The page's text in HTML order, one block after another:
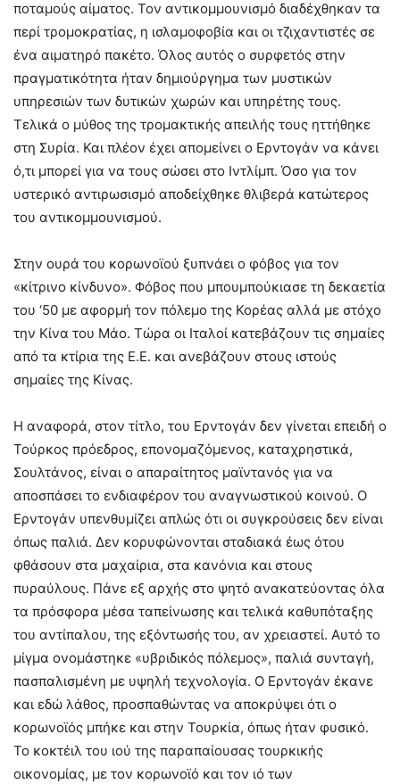
ποταμούς αίματος. Τον αντικομμουνισμό διαδέχθηκαν τα
περί τρομοκρατίας, η ισλαμοφοβία και οι τζιχαντιστές σε
ένα αιματηρό πακέτο. Όλος αυτός ο συρφετός στην
πραγματικότητα ήταν δημιούργημα των μυστικών
υπηρεσιών των δυτικών χωρών και υπηρέτης τους.
Τελικά ο μύθος της τρομακτικής απειλής τους ηττήθηκε
στη Συρία. Και πλέον έχει απομείνει ο Ερντογάν να κάνει
ό,τι μπορεί για να τους σώσει στο Ιντλίμπ. Όσο για τον
υστερικό αντιρωσισμό αποδείχθηκε θλιβερά κατώτερος
του αντικομμουνισμού.
Στην ουρά του κορωνοϊού ξυπνάει ο φόβος για τον
«κίτρινο κίνδυνο». Φόβος που μπουμπούκιασε τη δεκαετία
του ‘50 με αφορμή τον πόλεμο της Κορέας αλλά με στόχο
την Κίνα του Μάο. Τώρα οι Ιταλοί κατεβάζουν τις σημαίες
από τα κτίρια της Ε.Ε. και ανεβάζουν στους ιστούς
σημαίες της Κίνας.
Η αναφορά, στον τίτλο, του Ερντογάν δεν γίνεται επειδή ο
Τούρκος πρόεδρος, επονομαζόμενος, καταχρηστικά,
Σουλτάνος, είναι ο απαραίτητος μαϊντανός για να
αποσπάσει το ενδιαφέρον του αναγνωστικού κοινού. Ο
Ερντογάν υπενθυμίζει απλώς ότι οι συγκρούσεις δεν είναι
όπως παλιά. Δεν κορυφώνονται σταδιακά έως ότου
φθάσουν στα μαχαίρια, στα κανόνια και στους
πυραύλους. Πάνε εξ αρχής στο ψητό ανακατεύοντας όλα
τα πρόσφορα μέσα ταπείνωσης και τελικά καθυπόταξης
του αντίπαλου, της εξόντωσής του, αν χρειαστεί. Αυτό το
μίγμα ονομάστηκε «υβριδικός πόλεμος», παλιά συνταγή,
πασπαλισμένη με υψηλή τεχνολογία. Ο Ερντογάν έκανε
και εδώ λάθος, προσπαθώντας να αποκρύψει ότι ο
κορωνοϊός μπήκε και στην Τουρκία, όπως ήταν φυσικό.
Το κοκτέιλ του ιού της παραπαίουσας τουρκικής
οικονομίας, με τον κορωνοϊό και τον ιό των